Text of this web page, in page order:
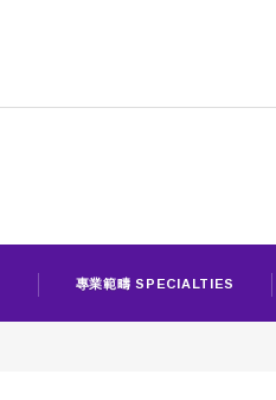
專業範疇 SPECIALTIES